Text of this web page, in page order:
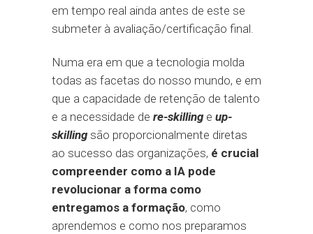
em tempo real ainda antes de este se
submeter à avaliação/certificação final.
Numa era em que a tecnologia molda
todas as facetas do nosso mundo, e em
que a capacidade de retenção de talento
e a necessidade de re-skillinge up-
skilling são proporcionalmente diretas
ao sucesso das organizações, é crucial
compreender como a IA pode
revolucionar a forma como
entregamos a formação, como
aprendemos e como nos preparamos